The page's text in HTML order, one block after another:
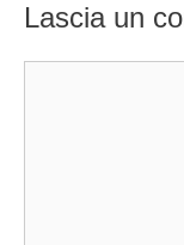
Lascia un